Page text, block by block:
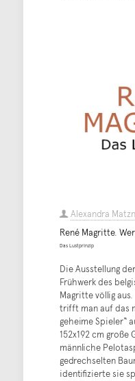
Alexandra
René Magritte.
Das Lustprinzip
Die Ausstellung
Frühwerk des
Magritte völlig
trifft man auf das
geheime Spieler“
152x192 cm große
männliche
gedrechselten
identifizierte sie